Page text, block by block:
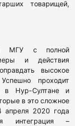
товарищей,
МГУ с полной
и действия
высокое
проходит
в Нур-Султане и
в это сложное
апреля 2020 года
интеграция –